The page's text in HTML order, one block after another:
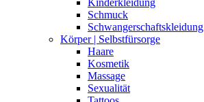
Kinderkleidung
Schmuck
Schwangerschaftskleidung
Körper | Selbstfürsorge
Haare
Kosmetik
Massage
Sexualität